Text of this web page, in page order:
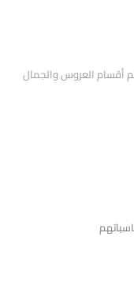
أقسام العروس والجمال